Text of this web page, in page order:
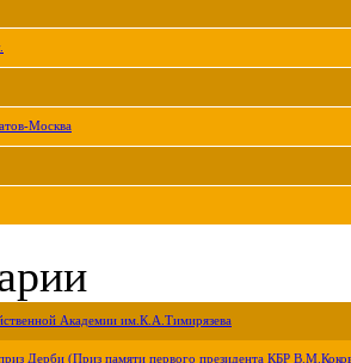
Москва
Академии им.К.А.Тимирязева
Дерби (Приз памяти первого президента КБР